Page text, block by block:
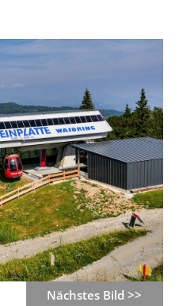
Nächstes Bild >>